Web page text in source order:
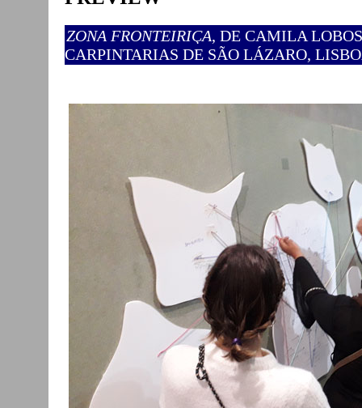
ZONA FRONTEIRIÇA, DE CAMILA
CARPINTARIAS DE SÃO LÁZARO,